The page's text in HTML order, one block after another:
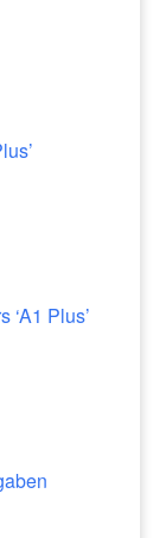
‘A1 Plus’